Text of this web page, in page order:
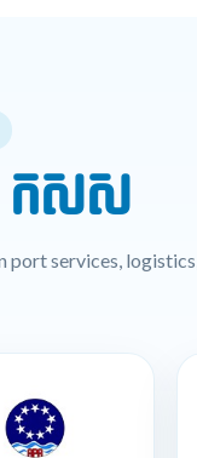
កសស
services,